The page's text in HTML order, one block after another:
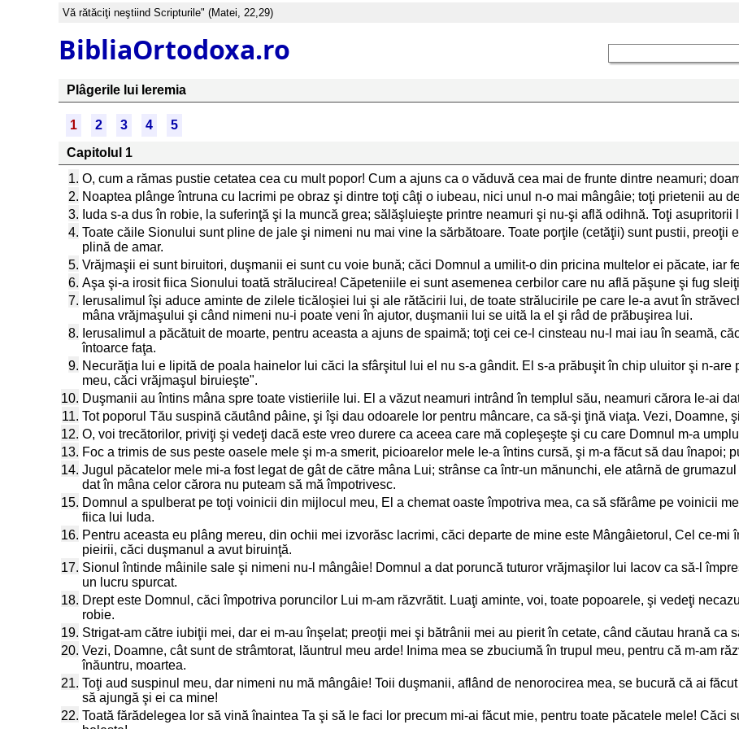
Vă rătăciţi neştiind Scripturile" (Matei, 22,29)
BibliaOrtodoxa.ro
Plâgerile lui Ieremia
1 2 3 4
5
Capitolul 1
1. O, cum a rămas pustie cetatea cea cu mult popor! Cum a ajuns ca o văduvă cea mai de frunte dintre neamuri;
2. Noaptea plânge întruna cu lacrimi pe obraz şi dintre toţi câţi o iubeau, nici unul n-o mai mângâie; toţi prietenii au
3. Iuda s-a dus în robie, la suferinţă şi la muncă grea; sălăşluieşte printre neamuri şi nu-şi află odihnă. Toţi asupritorii
4. Toate căile Sionului sunt pline de jale şi nimeni nu mai vine la sărbătoare. Toate porţile (cetăţii) sunt pustii, preoţii
plină de amar.
5. Vrăjmaşii ei sunt biruitori, duşmanii ei sunt cu voie bună; căci Domnul a umilit-o din pricina multelor ei păcate, iar
6. Aşa şi-a irosit fiica Sionului toată strălucirea! Căpeteniile ei sunt asemenea cerbilor care nu află păşune şi fug
7. Ierusalimul îşi aduce aminte de zilele ticăloşiei lui şi ale rătăcirii lui, de toate strălucirile pe care le-a avut în
mâna vrăjmaşului şi când nimeni nu-i poate veni în ajutor, duşmanii lui se uită la el şi râd de prăbuşirea lui.
8. Ierusalimul a păcătuit de moarte, pentru aceasta a ajuns de spaimă; toţi cei ce-l cinsteau nu-l mai iau în seamă,
întoarce faţa.
9. Necurăţia lui e lipită de poala hainelor lui căci la sfârşitul lui el nu s-a gândit. El s-a prăbuşit în chip uluitor şi n-are
meu, căci vrăjmaşul biruieşte".
10. Duşmanii au întins mâna spre toate vistieriile lui. El a văzut neamuri intrând în templul său, neamuri cărora le-ai
11. Tot poporul Tău suspină căutând pâine, şi îşi dau odoarele lor pentru mâncare, ca să-şi ţină viaţa. Vezi, Doamne,
12. O, voi trecătorilor, priviţi şi vedeţi dacă este vreo durere ca aceea care mă copleşeşte şi cu care Domnul m-a
13. Foc a trimis de sus peste oasele mele şi m-a smerit, picioarelor mele le-a întins cursă, şi m-a făcut să dau înapoi;
14. Jugul păcatelor mele mi-a fost legat de gât de către mâna Lui; strânse ca într-un mănunchi, ele atârnă de
dat în mâna celor cărora nu puteam să mă împotrivesc.
15. Domnul a spulberat pe toţi voinicii din mijlocul meu, El a chemat oaste împotriva mea, ca să sfărâme pe voinicii
fiica lui Iuda.
16. Pentru aceasta eu plâng mereu, din ochii mei izvorăsc lacrimi, căci departe de mine este Mângâietorul, Cel ce-mi
pieirii, căci duşmanul a avut biruinţă.
17. Sionul întinde mâinile sale şi nimeni nu-l mângâie! Domnul a dat poruncă tuturor vrăjmaşilor lui Iacov ca să-l
un lucru spurcat.
18. Drept este Domnul, căci împotriva poruncilor Lui m-am răzvrătit. Luaţi aminte, voi, toate popoarele, şi vedeţi
robie.
19. Strigat-am către iubiţii mei, dar ei m-au înşelat; preoţii mei şi bătrânii mei au pierit în cetate, când căutau hrană ca
20. Vezi, Doamne, cât sunt de strâmtorat, lăuntrul meu arde! Inima mea se zbuciumă în trupul meu, pentru că m-am
înăuntru, moartea.
21. Toţi aud suspinul meu, dar nimeni nu mă mângâie! Toii duşmanii, aflând de nenorocirea mea, se bucură că ai
să ajungă şi ei ca mine!
22. Toată fărădelegea lor să vină înaintea Ta şi să le faci lor precum mi-ai făcut mie, pentru toate păcatele mele! Căci